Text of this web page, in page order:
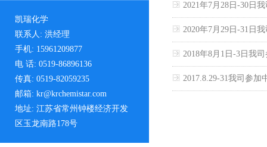
凯瑞化学
联系人: 洪经理
手机: 15961209877
电 话: 0519-86896136
传真: 0519-82059235
邮箱: kr@krchemistar.com
地址: 江苏省常州钟楼经济开发
区玉龙南路178号
2021年7月28日-30日
2020年7月29日-31日
2018年8月1日-3日我
2017.8.29-31我司参加